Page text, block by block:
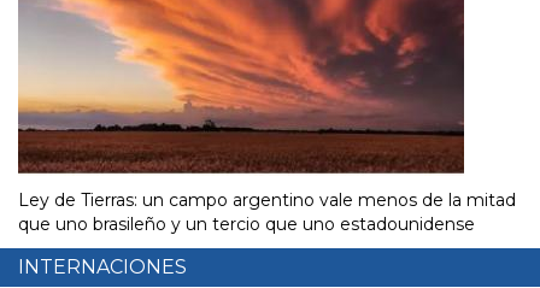
Ley de Tierras: un campo argentino vale menos de la mitad
que uno brasileño y un tercio que uno estadounidense
INTERNACIONES